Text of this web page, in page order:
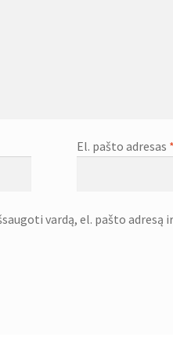
El. pašto adresas *
vardą, el. pašto